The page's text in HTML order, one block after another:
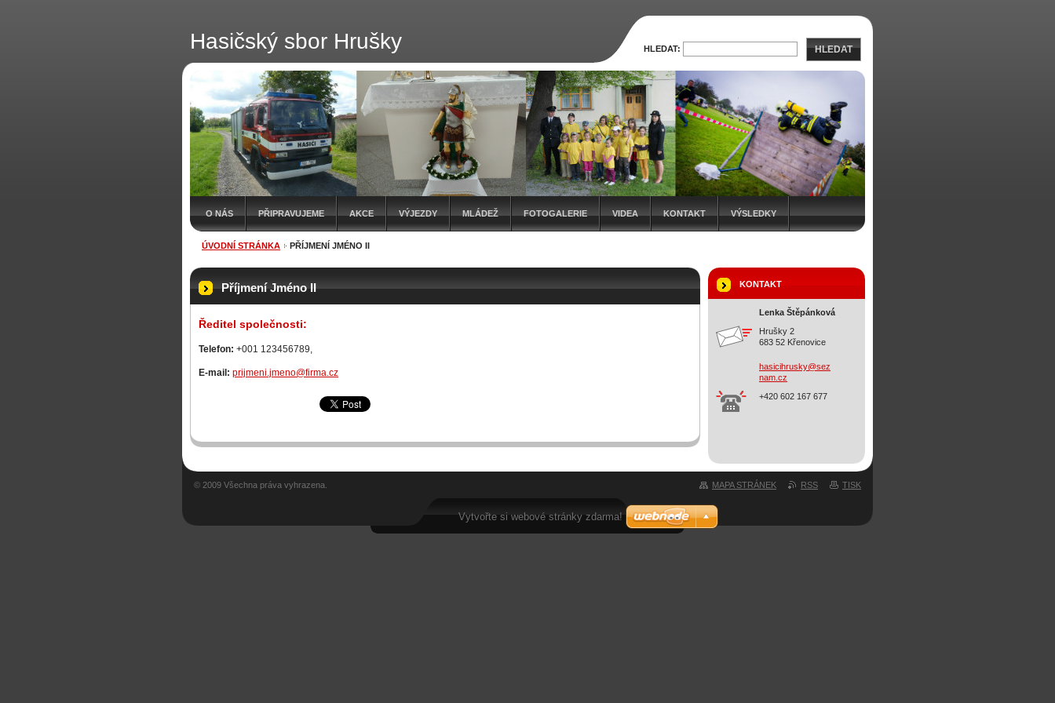
Hasičský sbor Hrušky
O NÁS PŘIPRAVUJEME AKCE VÝJEZDY MLÁDEŽ FOTOGALERIE VIDEA KONTAKT VÝSLEDKY
ÚVODNÍ STRÁNKA PŘÍJMENÍ JMÉNO II
Příjmení Jméno II
Ředitel společnosti:
Telefon: +001 123456789,
E-mail: prijmeni.jmeno@firma.cz
KONTAKT
Lenka Štěpánková
Hrušky 2
683 52 Křenovice
hasicihrusky@sez
nam.cz
+420 602 167 677
HLEDAT: HLEDAT
MAPA STRÁNEK RSS TISK
© 2009 Všechna práva vyhrazena.
Vytvořte si webové stránky zdarma!